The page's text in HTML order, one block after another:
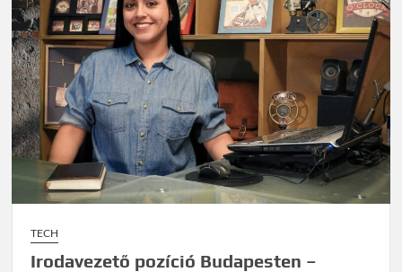
TECH
Irodavezető pozíció Budapesten –